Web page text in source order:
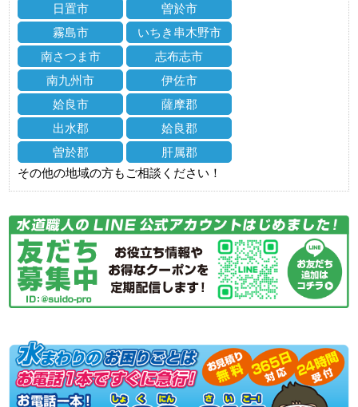
日置市
曽於市
霧島市
いちき串木野市
南さつま市
志布志市
南九州市
伊佐市
姶良市
薩摩郡
出水郡
姶良郡
曽於郡
肝属郡
その他の地域の方もご相談ください！